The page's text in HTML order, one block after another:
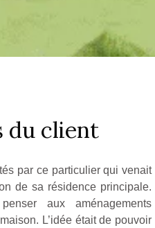
du client
par ce particulier qui venait
de sa résidence principale.
aux aménagements
L’idée était de pouvoir